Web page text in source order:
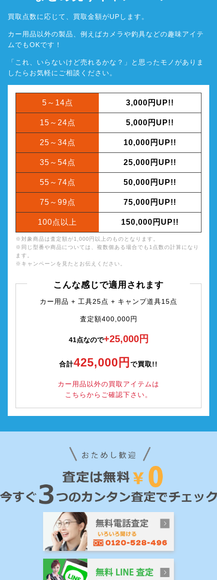
買取点数に応じて、買取金額がUPします。
カー用品以外の製品、例えばカメラや釣具などの趣味アイテ
ムでもOKです！
「これ、いらないけど売れるかな？」と思ったモノがありま
したら お気軽にご相談ください。
5～14点 3,000円UP!!
15～24点 5,000円UP!!
25～34点 10,000円UP!!
35～54点 25,000円UP!!
55～74点 50,000円UP!!
75～99点 75,000円UP!!
100点以上 150,000円UP!!
※対象商品は査定額が1,000円以上のものとなります。
※同じ型番や商品については、複数個ある場合でも1点数の計算になり
ます。
※キャンペーンを見たとお伝えください。
こんな感じで適用されます
カー用品 + 工具25点 + キャンプ道具15点
査定額400,000円
41点なので+25,000円
合計425,000円 で買取!!
カー用品以外の買取アイテムは
こちらからご確認下さい。